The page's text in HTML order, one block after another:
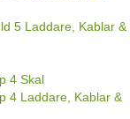
5 Laddare, Kablar &
4 Skal
4 Laddare, Kablar &